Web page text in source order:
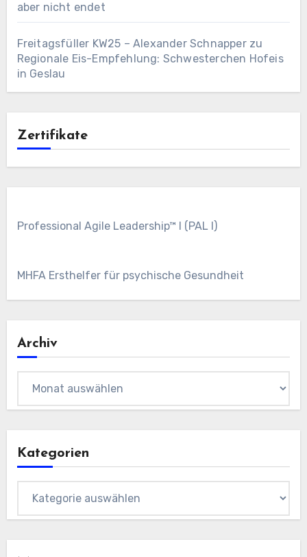
aber nicht endet
Freitagsfüller KW25 – Alexander Schnapperzu
Regionale Eis-Empfehlung: Schwesterchen Hofeis
in Geslau
Zertifikate
Professional Agile Leadership™ I (PAL I)
MHFA Ersthelfer für psychische Gesundheit
Archiv
Kategorien